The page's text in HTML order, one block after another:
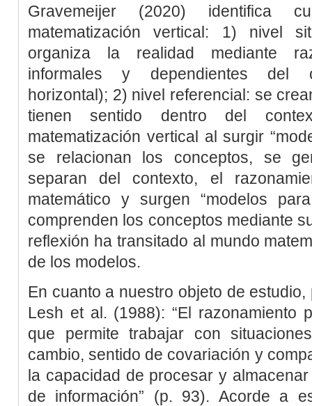
Gravemeijer (2020) identifica
matematización vertical: 1) nivel
organiza la realidad mediante
informales y dependientes del
horizontal); 2) nivel referencial: se
tienen sentido dentro del
matematización vertical al surgir
se relacionan los conceptos, se
separan del contexto, el
matemático y surgen “modelos
comprenden los conceptos mediante
reflexión ha transitado al mundo
de los modelos.
En cuanto a nuestro objeto de
Lesh et al. (1988): “El razonamiento
que permite trabajar con
cambio, sentido de covariación y
la capacidad de procesar y
de información” (p. 93). Acorde a